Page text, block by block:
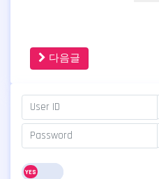
다음글